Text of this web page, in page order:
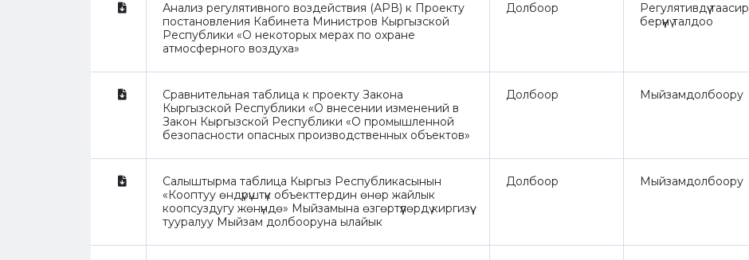
Анализ регулятивного воздействия (АРВ) к Проекту
постановления Кабинета Министров Кыргызской
Республики «О некоторых мерах по охране
атмосферного воздуха»
Долбоор
Регулятивдүү таасир
берүүнү талдоо
Сравнительная таблица к проекту Закона
Кыргызской Республики «О внесении изменений в
Закон Кыргызской Республики «О промышленной
безопасности опасных производственных объектов»
Долбоор Мыйзамдолбоору
Салыштырма таблица Кыргыз Республикасынын
«Кооптуу өндүрүштүк объекттердин өнөр жайлык
коопсуздугу жөнүндө» Мыйзамына өзгөртүүлөрдү киргизүү
тууралуу Мыйзам долбооруна ылайык
Долбоор Мыйзамдолбоору